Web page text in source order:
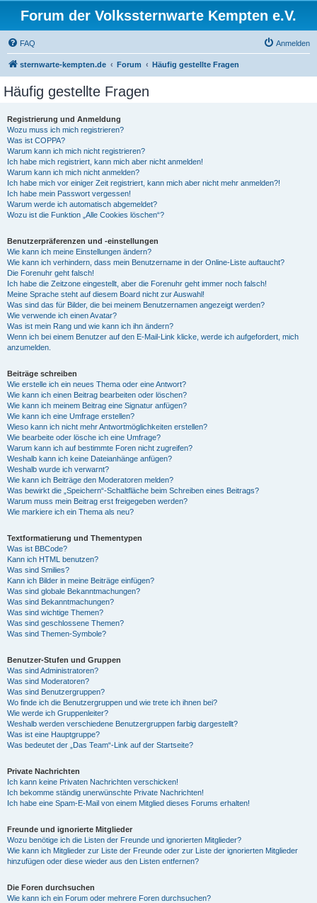
Forum der Volkssternwarte Kempten e.V.
FAQ Anmelden
sternwarte-kempten.de Forum Häufig gestellte Fragen
Häufig gestellte Fragen
Registrierung und Anmeldung
Wozu muss ich mich registrieren?
Was ist COPPA?
Warum kann ich mich nicht registrieren?
Ich habe mich registriert, kann mich aber nicht anmelden!
Warum kann ich mich nicht anmelden?
Ich habe mich vor einiger Zeit registriert, kann mich aber nicht mehr anmelden?!
Ich habe mein Passwort vergessen!
Warum werde ich automatisch abgemeldet?
Wozu ist die Funktion „Alle Cookies löschen“?
Benutzerpräferenzen und -einstellungen
Wie kann ich meine Einstellungen ändern?
Wie kann ich verhindern, dass mein Benutzername in der Online-Liste auftaucht?
Die Forenuhr geht falsch!
Ich habe die Zeitzone eingestellt, aber die Forenuhr geht immer noch falsch!
Meine Sprache steht auf diesem Board nicht zur Auswahl!
Was sind das für Bilder, die bei meinem Benutzernamen angezeigt werden?
Wie verwende ich einen Avatar?
Was ist mein Rang und wie kann ich ihn ändern?
Wenn ich bei einem Benutzer auf den E-Mail-Link klicke, werde ich aufgefordert, mich
anzumelden.
Beiträge schreiben
Wie erstelle ich ein neues Thema oder eine Antwort?
Wie kann ich einen Beitrag bearbeiten oder löschen?
Wie kann ich meinem Beitrag eine Signatur anfügen?
Wie kann ich eine Umfrage erstellen?
Wieso kann ich nicht mehr Antwortmöglichkeiten erstellen?
Wie bearbeite oder lösche ich eine Umfrage?
Warum kann ich auf bestimmte Foren nicht zugreifen?
Weshalb kann ich keine Dateianhänge anfügen?
Weshalb wurde ich verwarnt?
Wie kann ich Beiträge den Moderatoren melden?
Was bewirkt die „Speichern“-Schaltfläche beim Schreiben eines Beitrags?
Warum muss mein Beitrag erst freigegeben werden?
Wie markiere ich ein Thema als neu?
Textformatierung und Thementypen
Was ist BBCode?
Kann ich HTML benutzen?
Was sind Smilies?
Kann ich Bilder in meine Beiträge einfügen?
Was sind globale Bekanntmachungen?
Was sind Bekanntmachungen?
Was sind wichtige Themen?
Was sind geschlossene Themen?
Was sind Themen-Symbole?
Benutzer-Stufen und Gruppen
Was sind Administratoren?
Was sind Moderatoren?
Was sind Benutzergruppen?
Wo finde ich die Benutzergruppen und wie trete ich ihnen bei?
Wie werde ich Gruppenleiter?
Weshalb werden verschiedene Benutzergruppen farbig dargestellt?
Was ist eine Hauptgruppe?
Was bedeutet der „Das Team“-Link auf der Startseite?
Private Nachrichten
Ich kann keine Privaten Nachrichten verschicken!
Ich bekomme ständig unerwünschte Private Nachrichten!
Ich habe eine Spam-E-Mail von einem Mitglied dieses Forums erhalten!
Freunde und ignorierte Mitglieder
Wozu benötige ich die Listen der Freunde und ignorierten Mitglieder?
Wie kann ich Mitglieder zur Liste der Freunde oder zur Liste der ignorierten Mitglieder
hinzufügen oder diese wieder aus den Listen entfernen?
Die Foren durchsuchen
Wie kann ich ein Forum oder mehrere Foren durchsuchen?